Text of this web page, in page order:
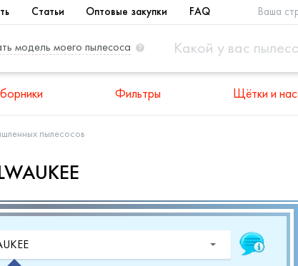
Статьи Оптовые закупки FAQ Ваша
модель моего пылесоса
Фильтры Щётки и
пылесосов